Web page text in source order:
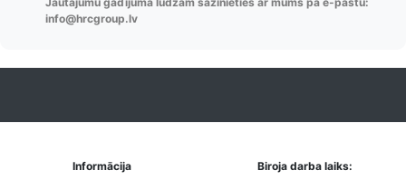
info@hrcgroup.lv
Informācija Biroja darba laiks: